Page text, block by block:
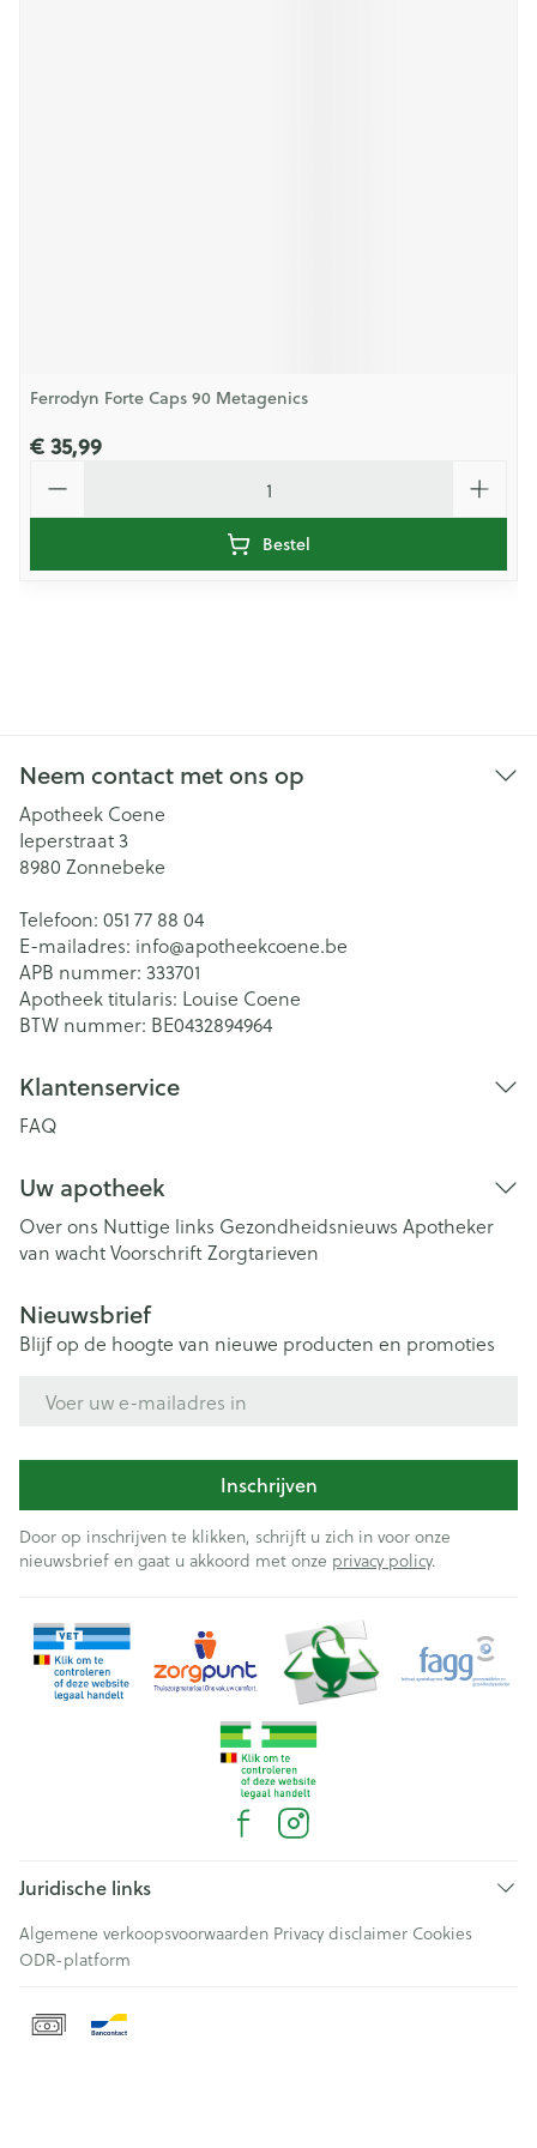
Ferrodyn Forte Caps 90 Metagenics
€ 35,99
Bestel
Neem contact met ons op
Apotheek Coene
Ieperstraat 3
8980 Zonnebeke
Telefoon: 051 77 88 04
E-mailadres: info@apotheekcoene.be
APB nummer: 333701
Apotheek titularis: Louise Coene
BTW nummer: BE0432894964
Klantenservice
FAQ
Uw apotheek
Over ons Nuttige links Gezondheidsnieuws Apotheker
van wachtVoorschriftZorgtarieven
Nieuwsbrief
Blijf op de hoogte van nieuwe producten en promoties
Inschrijven
Door op inschrijven te klikken, schrijft u zich in voor onze
nieuwsbrief en gaat u akkoord met onze privacy policy.
Juridische links
Algemene verkoopsvoorwaarden Privacy disclaimer Cookies
ODR-platform